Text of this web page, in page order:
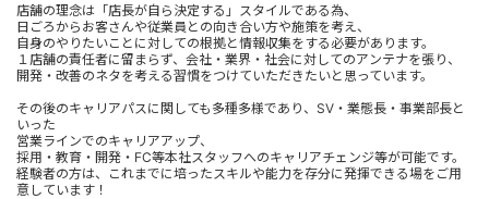
店舗の理念は「店長が自ら決定する」スタイルである為、
日ごろからお客さんや従業員との向き合い方や施策を考え、
自身のやりたいことに対しての根拠と情報収集をする必要があります。
１店舗の責任者に留まらず、会社・業界・社会に対してのアンテナを張り、
開発・改善のネタを考える習慣をつけていただきたいと思っています。
その後のキャリアパスに関しても多種多様であり、SV・業態長・事業部長と
いった
営業ラインでのキャリアアップ、
採用・教育・開発・FC等本社スタッフへのキャリアチェンジ等が可能です。
経験者の方は、これまでに培ったスキルや能力を存分に発揮できる場をご用
意しています！